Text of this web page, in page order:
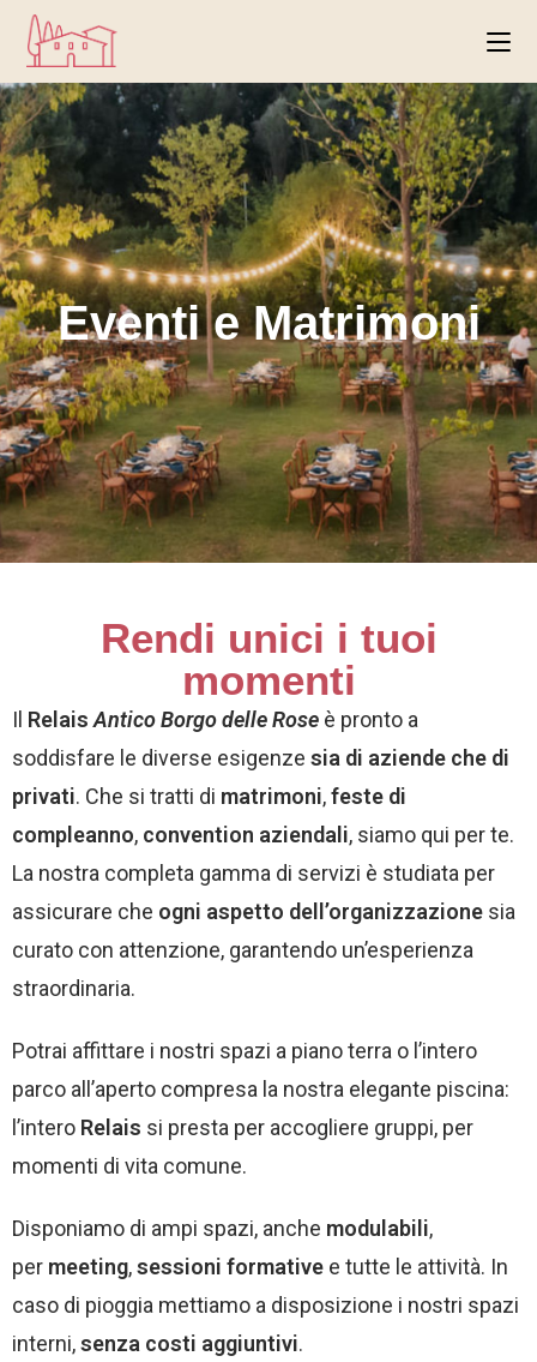
Eventi e Matrimoni
Rendi unici i tuoi
momenti
Il RelaisAntico Borgo delle Rose è pronto a
soddisfare le diverse esigenze sia di aziende che di
privati. Che si tratti di matrimoni,feste di
compleanno, convention aziendali, siamo qui per te.
La nostra completa gamma di servizi è studiata per
assicurare che ogni aspetto dell’organizzazione sia
curato con attenzione, garantendo un’esperienza
straordinaria.
Potrai affittare i nostri spazi a piano terra o l’intero
parco all’aperto compresa la nostra elegante piscina:
l’intero Relais si presta per accogliere gruppi, per
momenti di vita comune.
Disponiamo di ampi spazi, anche modulabili,
per meeting,sessioni formative e tutte le attività. In
caso di pioggia mettiamo a disposizione i nostri spazi
interni,senza costi aggiuntivi.